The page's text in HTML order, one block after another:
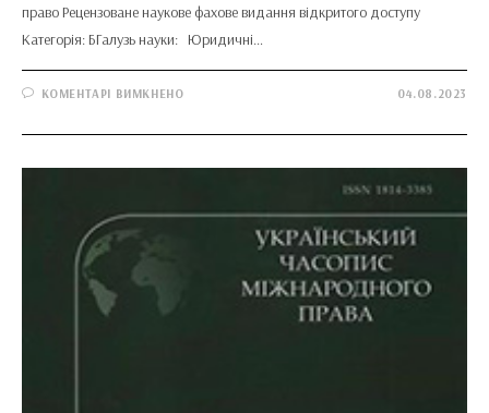
право Рецензоване наукове фахове видання відкритого доступу
Категорія: БГалузь науки: Юридичні…
КОМЕНТАРІ ВИМКНЕНОДО 04.08.2023